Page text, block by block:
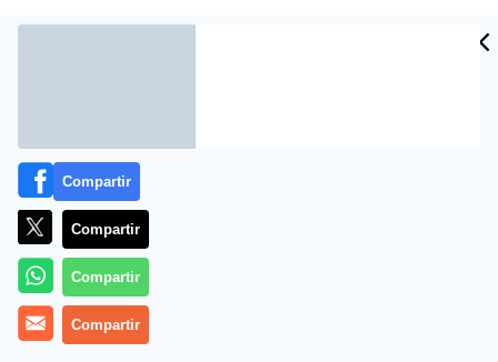
Más información
Compartir
Compartir
Compartir
Compartir